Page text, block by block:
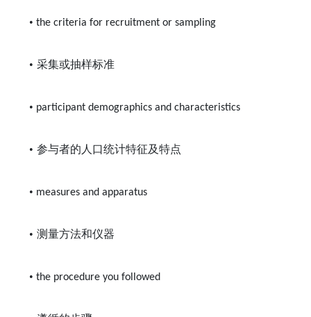
• the criteria for recruitment or sampling
• 采集或抽样标准
• participant demographics and characteristics
• 参与者的人口统计特征及特点
• measures and apparatus
• 测量方法和仪器
• the procedure you followed